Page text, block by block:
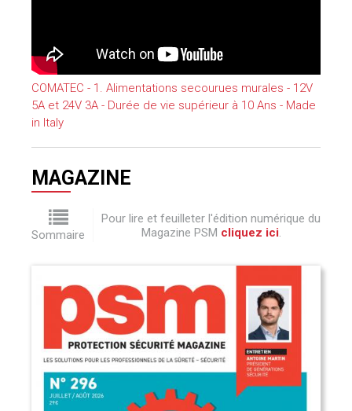
COMATEC - 1. Alimentations secourues murales - 12V
5A et 24V 3A - Durée de vie supérieur à 10 Ans - Made
in Italy
MAGAZINE
Sommaire
Pour lire et feuilleter l'édition numérique du
Magazine PSM cliquez ici.